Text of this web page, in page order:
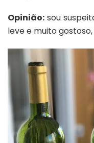
Opinião: sou
leve e muito